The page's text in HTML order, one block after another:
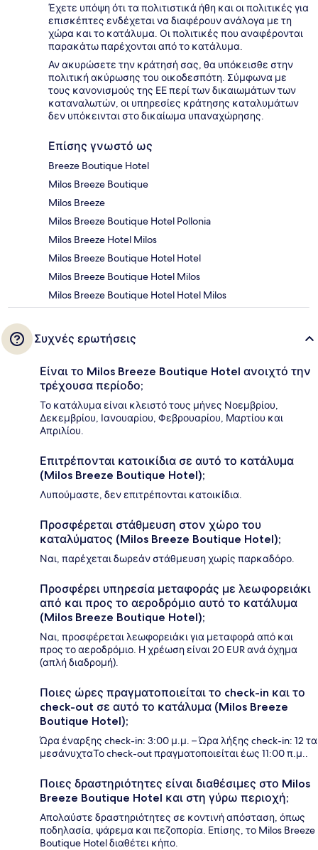
Έχετε υπόψη ότι τα πολιτιστικά ήθη και οι πολιτικές για
επισκέπτες ενδέχεται να διαφέρουν ανάλογα με τη
χώρα και το κατάλυμα. Οι πολιτικές που αναφέρονται
παρακάτω παρέχονται από το κατάλυμα.
Αν ακυρώσετε την κράτησή σας, θα υπόκεισθε στην
πολιτική ακύρωσης του οικοδεσπότη. Σύμφωνα με
τους κανονισμούς της ΕΕ περί των δικαιωμάτων των
καταναλωτών, οι υπηρεσίες κράτησης καταλυμάτων
δεν υπόκεινται στο δικαίωμα υπαναχώρησης.
Επίσης γνωστό ως
Breeze Boutique Hotel
Milos Breeze Boutique
Milos Breeze
Milos Breeze Boutique Hotel Pollonia
Milos Breeze Hotel Milos
Milos Breeze Boutique Hotel Hotel
Milos Breeze Boutique Hotel Milos
Milos Breeze Boutique Hotel Hotel Milos
Συχνές ερωτήσεις
Είναι το Milos Breeze Boutique Hotel ανοιχτό την
τρέχουσα περίοδο;
Το κατάλυμα είναι κλειστό τους μήνες Νοεμβρίου,
Δεκεμβρίου, Ιανουαρίου, Φεβρουαρίου, Μαρτίου και
Απριλίου.
Επιτρέπονται κατοικίδια σε αυτό το κατάλυμα
(Milos Breeze Boutique Hotel);
Λυπούμαστε, δεν επιτρέπονται κατοικίδια.
Προσφέρεται στάθμευση στον χώρο του
καταλύματος (Milos Breeze Boutique Hotel);
Ναι, παρέχεται δωρεάν στάθμευση χωρίς παρκαδόρο.
Προσφέρει υπηρεσία μεταφοράς με λεωφορειάκι
από και προς το αεροδρόμιο αυτό το κατάλυμα
(Milos Breeze Boutique Hotel);
Ναι, προσφέρεται λεωφορειάκι για μεταφορά από και
προς το αεροδρόμιο. Η χρέωση είναι 20 EUR ανά όχημα
(απλή διαδρομή).
Ποιες ώρες πραγματοποιείται το check-in και το
check-out σε αυτό το κατάλυμα (Milos Breeze
Boutique Hotel);
Ώρα έναρξης check-in: 3:00 μ.μ. – Ώρα λήξης check-in: 12 τα
μεσάνυχταΤο check-out πραγματοποιείται έως 11:00 π.μ..
Ποιες δραστηριότητες είναι διαθέσιμες στο Milos
Breeze Boutique Hotel και στη γύρω περιοχή;
Απολαύστε δραστηριότητες σε κοντινή απόσταση, όπως
ποδηλασία, ψάρεμα και πεζοπορία. Επίσης, το Milos Breeze
Boutique Hotel διαθέτει κήπο.